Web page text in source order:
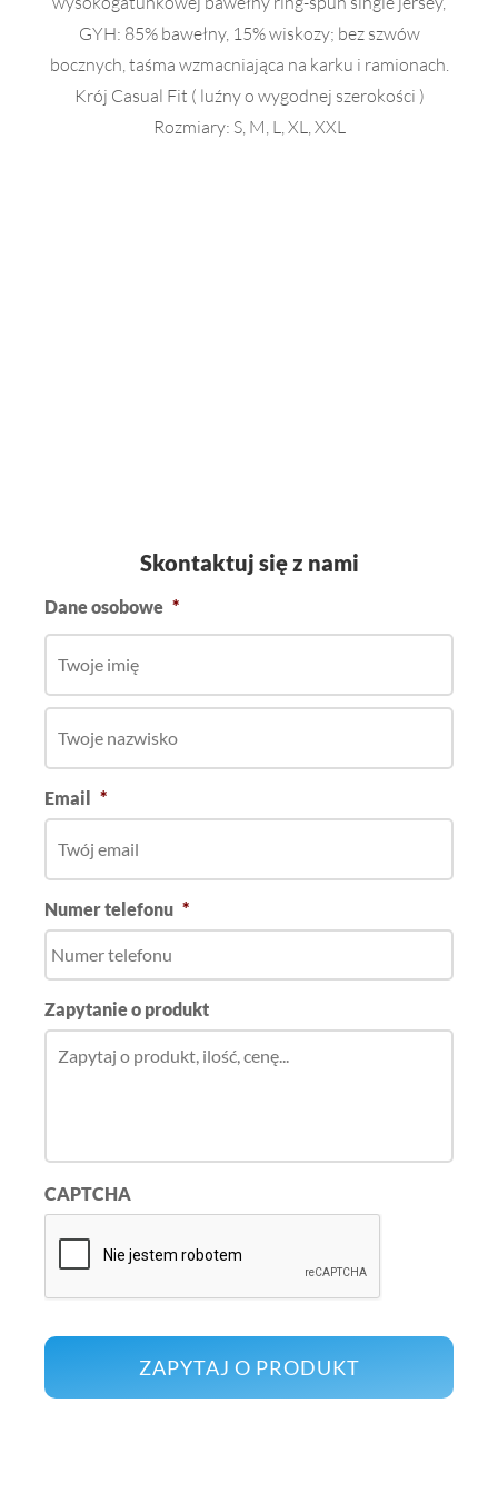
GYH: 85% bawełny, 15% wiskozy; bez szwów
bocznych, taśma wzmacniająca na karku i ramionach.
Krój Casual Fit ( luźny o wygodnej szerokości )
Rozmiary: S, M, L, XL, XXL
Skontaktuj się z nami
Dane osobowe *
Email *
Numer telefonu *
Zapytanie o produkt
CAPTCHA